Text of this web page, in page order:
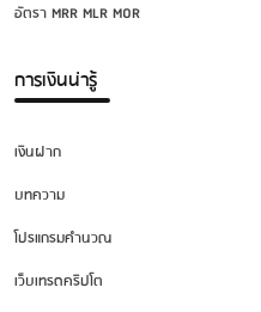
อัตรา MRR MLR MOR
การเงินน่ารู้
เงินฝาก
บทความ
โปรแกรมคำนวณ
เว็บเทรดคริปโต